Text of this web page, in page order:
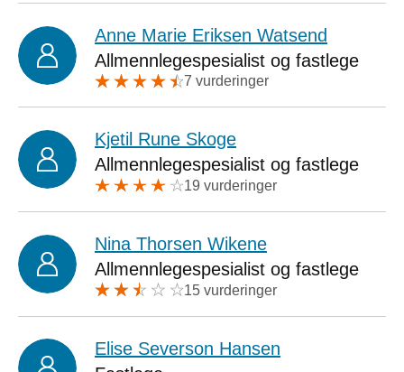
Anne Marie Eriksen Watsend
Allmennlegespesialist og fastlege
7 vurderinger
Kjetil Rune Skoge
Allmennlegespesialist og fastlege
19 vurderinger
Nina Thorsen Wikene
Allmennlegespesialist og fastlege
15 vurderinger
Elise Severson Hansen